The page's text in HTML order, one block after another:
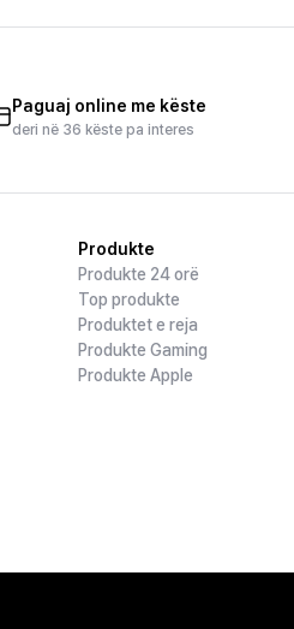
Paguaj online me këste
deri në 36 këste pa interes
Produkte
Produkte 24 orë
Top produkte
Produktet e reja
Produkte Gaming
Produkte Apple